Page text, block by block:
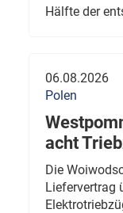
Hälfte der
06.08.2026
Polen
acht
Die
Liefervertrag